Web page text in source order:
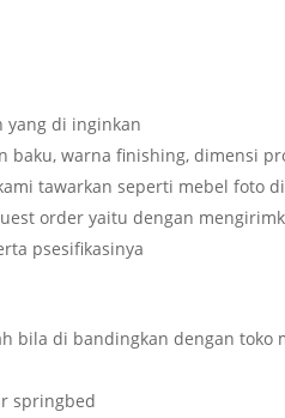
yang di inginkan
baku, warna finishing, dimensi
tawarkan seperti mebel foto
order yaitu dengan
psesifikasinya
bila di bandingkan dengan toko
springbed